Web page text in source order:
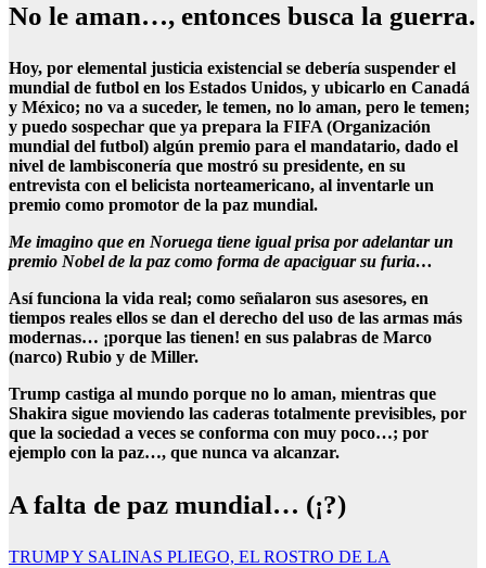
No le aman…, entonces busca la guerra.
Hoy, por elemental justicia existencial se debería suspender el
mundial de futbol en los Estados Unidos, y ubicarlo en Canadá
y México; no va a suceder, le temen, no lo aman, pero le temen;
y puedo sospechar que ya prepara la FIFA (Organización
mundial del futbol) algún premio para el mandatario, dado el
nivel de lambisconería que mostró su presidente, en su
entrevista con el belicista norteamericano, al inventarle un
premio como promotor de la paz mundial.
Me imagino que en Noruega tiene igual prisa por adelantar un
premio Nobel de la paz como forma de apaciguar su furia…
Así funciona la vida real; como señalaron sus asesores, en
tiempos reales ellos se dan el derecho del uso de las armas más
modernas… ¡porque las tienen! en sus palabras de Marco
(narco) Rubio y de Miller.
Trump castiga al mundo porque no lo aman, mientras que
Shakira sigue moviendo las caderas totalmente previsibles, por
que la sociedad a veces se conforma con muy poco…; por
ejemplo con la paz…, que nunca va alcanzar.
A falta de paz mundial… (¡?)
Navegación
TRUMP Y SALINAS PLIEGO, EL ROSTRO DE LA